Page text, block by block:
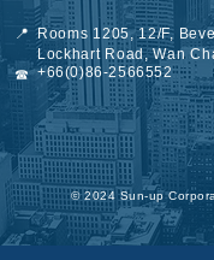
📍
☎
Rooms 1205, 12/F,
Lockhart Road, Wan
+66(0)86-2566552
©︎ 2024 Sun-up